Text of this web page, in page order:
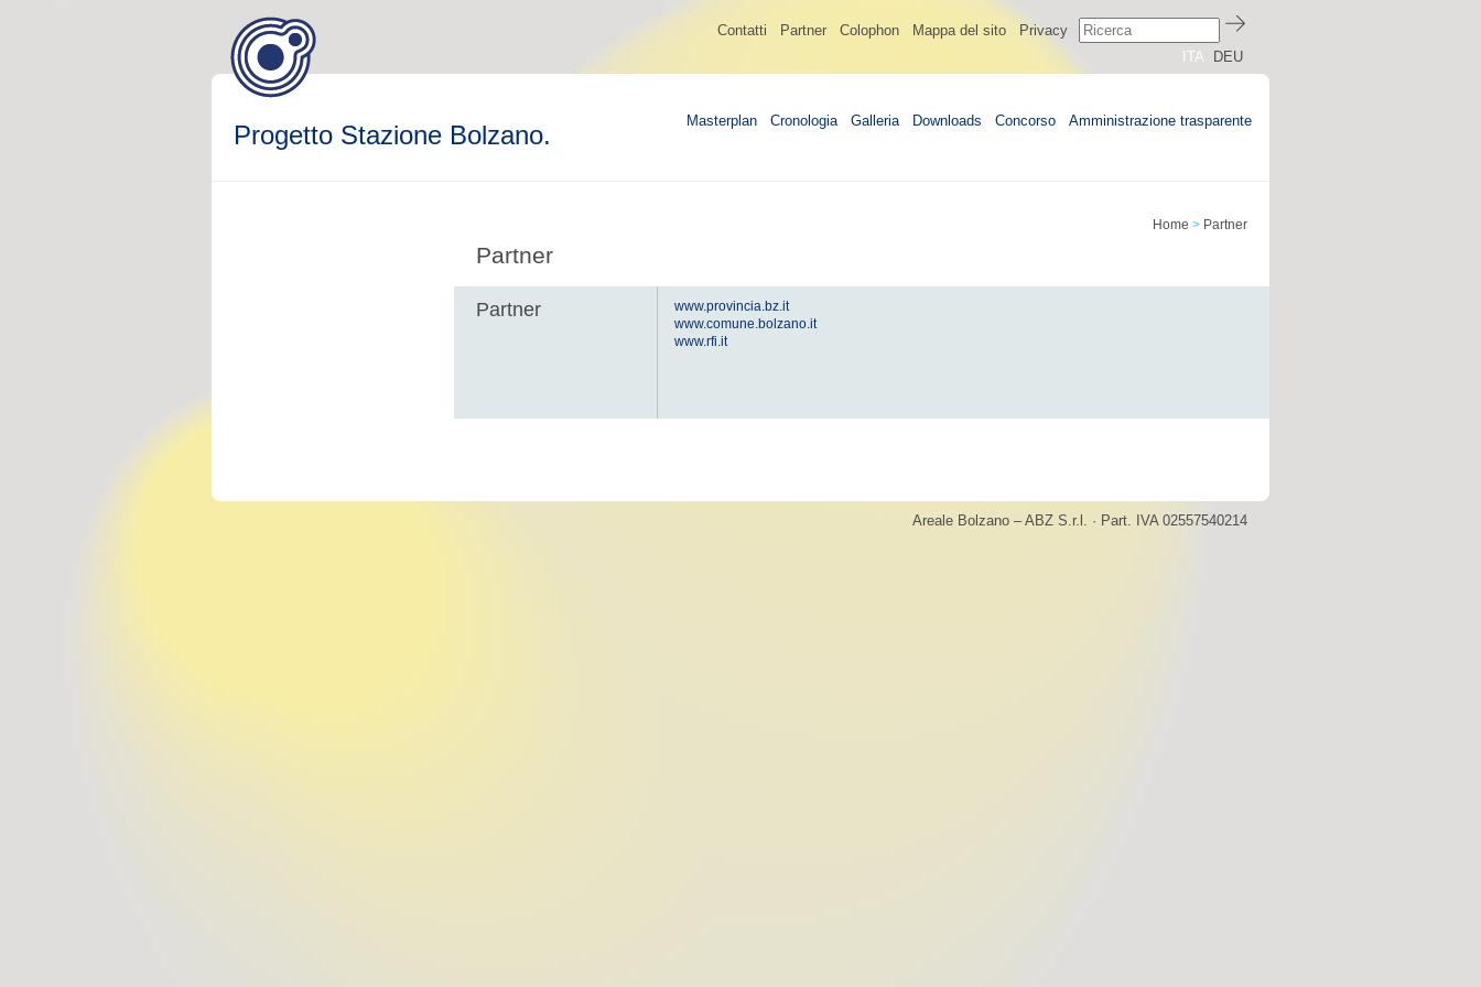
Contatti Partner Colophon Mappa del sito
Privacy
ITA
DEU
Progetto Stazione Bolzano. Masterplan Cronologia Galleria Downloads Concorso Amministrazione trasparente
Home > Partner
Partner
Partner
www.provincia.bz.it
www.comune.bolzano.it
www.rfi.it
Areale Bolzano – ABZ S.r.l. · Part. IVA 02557540214